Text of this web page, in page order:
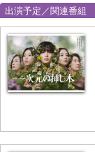
出演予定／関連番組